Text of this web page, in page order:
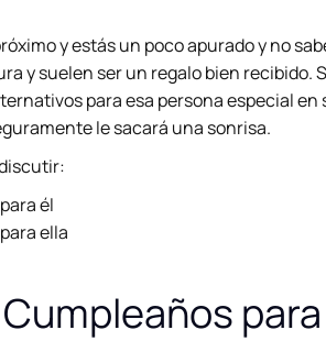
y estás un poco apurado y no
y suelen ser un regalo bien recibido.
para esa persona especial en
le sacará una sonrisa.
para él
para ella
para